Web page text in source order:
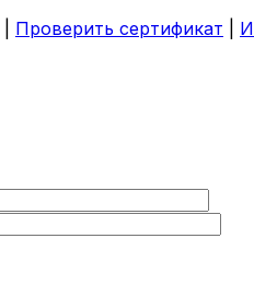
Проверить сертификат